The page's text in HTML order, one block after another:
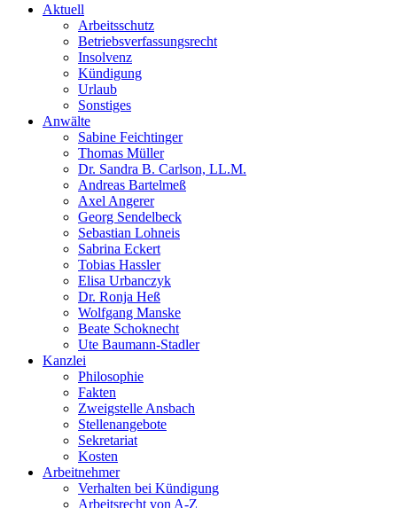
Aktuell
Arbeitsschutz
Betriebsverfassungsrecht
Insolvenz
Kündigung
Urlaub
Sonstiges
Anwälte
Sabine Feichtinger
Thomas Müller
Dr. Sandra B. Carlson, LL.M.
Andreas Bartelmeß
Axel Angerer
Georg Sendelbeck
Sebastian Lohneis
Sabrina Eckert
Tobias Hassler
Elisa Urbanczyk
Dr. Ronja Heß
Wolfgang Manske
Beate Schoknecht
Ute Baumann-Stadler
Kanzlei
Philosophie
Fakten
Zweigstelle Ansbach
Stellenangebote
Sekretariat
Kosten
Arbeitnehmer
Verhalten bei Kündigung
Arbeitsrecht von A-Z